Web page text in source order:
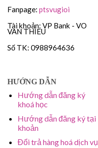
Fanpage: ptsvugioi
Tài khoản: VP Bank - VO
VAN THIEU
Số TK: 0988964636
HƯỚNG DẪN
Hướng dẫn đăng ký
khoá học
Hướng dẫn đăng ký tại
khoản
Đổi trả hàng hoá dịch vụ